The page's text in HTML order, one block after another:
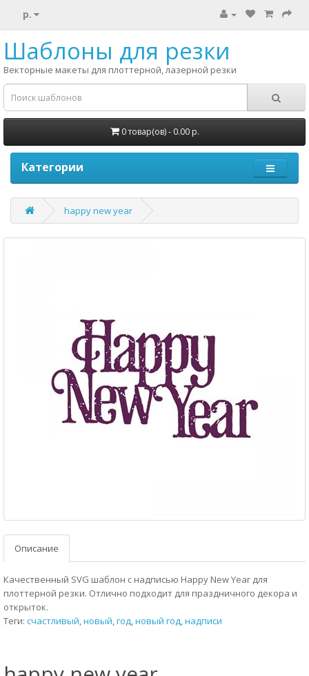
р.
Шаблоны для резки
Векторные макеты для плоттерной, лазерной резки
0 товар(ов) - 0.00 р.
Категории
happy new year
Описание
Качественный SVG шаблон с надписью Happy New Year для
плоттерной резки. Отлично подходит для праздничного декора и
открыток.
Теги: счастливый,новый,год,новый год,надписи